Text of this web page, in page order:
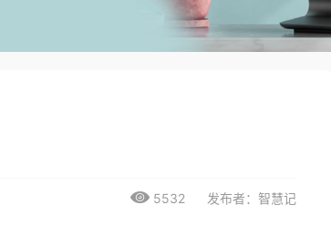
5532 发布者：智慧记